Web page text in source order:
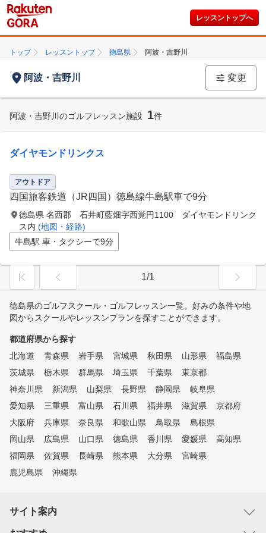
レッスントップへ
トップ レッスントップ 徳島県 阿波・吉野川
阿波・吉野川 変更
阿波・吉野川のゴルフレッスン施設 1件
ダイヤモンドリンクス
アウトドア
四国旅客鉄道（JR四国）徳島線牛島駅車で9分
徳島県 名西郡 石井町藍畑字西覚円1100 ダイヤモンドリンク
ス内 (地図・経路)
牛島駅 車・タクシーで9分
1/1
徳島県のゴルフスクール・ゴルフレッスン一覧。好みの条件や地
図からスクールやレッスンプランを探すことができます。
都道府県から探す
北海道
青森県 岩手県 宮城県 秋田県 山形県
福島県
茨城県
栃木県 群馬県 埼玉県 千葉県
東京都
神奈川県
新潟県 山梨県 長野県 静岡県
岐阜県
愛知県
三重県 富山県 石川県 福井県 滋賀県
京都府
大阪府
兵庫県 奈良県 和歌山県 鳥取県
島根県
岡山県
広島県 山口県 徳島県 香川県 愛媛県
高知県
福岡県
佐賀県 長崎県 熊本県 大分県
宮崎県
鹿児島県
沖縄県
サイト案内